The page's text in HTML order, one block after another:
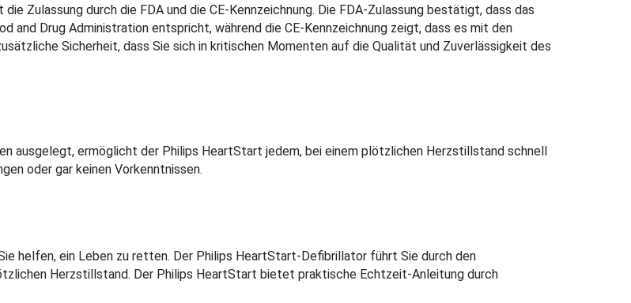
Zulassung durch die FDA und die CE-Kennzeichnung. Die FDA-Zulassung bestätigt, dass das
and Drug Administration entspricht, während die CE-Kennzeichnung zeigt, dass es mit den
Sicherheit, dass Sie sich in kritischen Momenten auf die Qualität und Zuverlässigkeit des
ausgelegt, ermöglicht der Philips HeartStart jedem, bei einem plötzlichen Herzstillstand schnell
oder gar keinen Vorkenntnissen.
helfen, ein Leben zu retten. Der Philips HeartStart-Defibrillator führt Sie durch den
Herzstillstand. Der Philips HeartStart bietet praktische Echtzeit-Anleitung durch